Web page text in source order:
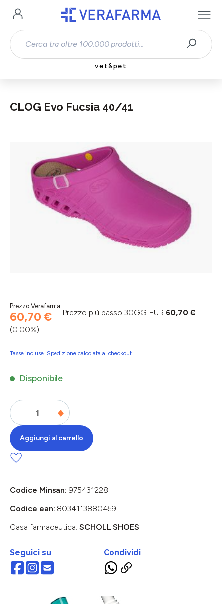
Passa al contenuto principale
vet&pet
CLOG Evo Fucsia 40/41
Prezzo Verafarma
60,70 € Prezzo più basso 30GG EUR 60,70 €
(0.00%)
Tasse incluse. Spedizione calcolata al checkout
Disponibile
Aggiungi al carrello
Codice Minsan: 975431228
Codice ean: 8034113880459
Casa farmaceutica: SCHOLL SHOES
Seguici su Condividi